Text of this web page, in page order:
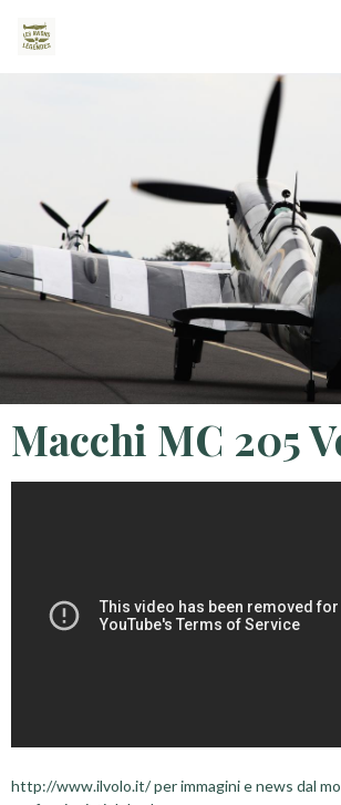
Macchi MC 205
http://www.ilvolo.it/ per immagini e news dal